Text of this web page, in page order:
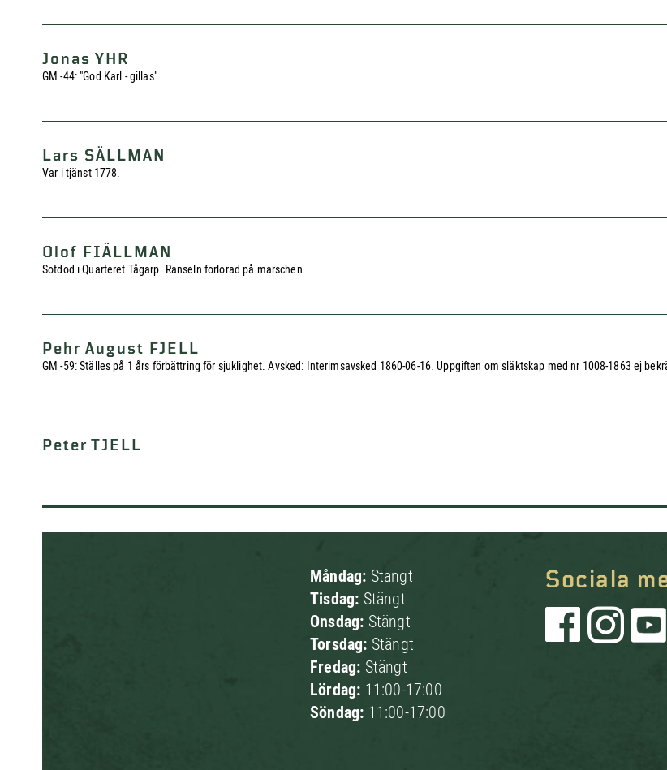
Jonas YHR
GM -44: "God Karl - gillas".
Lars SÄLLMAN
Var i tjänst 1778.
Olof FIÄLLMAN
Sotdöd i Quarteret Tågarp. Ränseln förlorad på marschen.
Pehr August FJELL
GM -59: Ställes på 1 års förbättring för sjuklighet. Avsked: Interimsavsked 1860-06-16. Uppgiften om släktskap med nr 1008-1863 ej
Peter TJELL
Måndag: Stängt
Tisdag: Stängt
Onsdag: Stängt
Torsdag: Stängt
Fredag: Stängt
Lördag: 11:00-17:00
Söndag: 11:00-17:00
Sociala